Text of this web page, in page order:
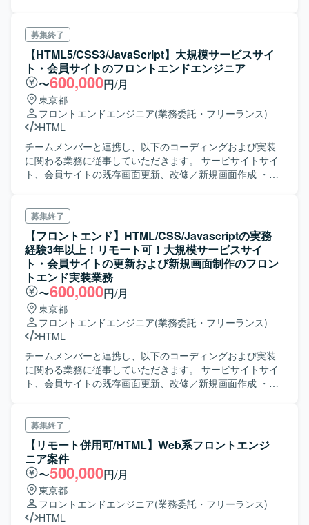
募集終了
【HTML5/CSS3/JavaScript】大規模サービスサイ
ト・会員サイトのフロントエンドエンジニア
〜600,000円/月
東京都
フロントエンドエンジニア(業務委託・フリーランス)
HTML
チームメンバーと連携し、以下のコーディングおよび実装
に関わる業務に従事していただきます。 サービサイトサイ
ト、会員サイトの既存画面更新、改修／新規画面作成 ・フ
境／商用環境の表示検証
募集終了
【フロントエンド】HTML/CSS/Javascriptの実務
経験3年以上！リモート可！大規模サービスサイ
ト・会員サイトの更新および新規画面制作のフロン
トエンド実装業務
〜600,000円/月
東京都
フロントエンドエンジニア(業務委託・フリーランス)
HTML
チームメンバーと連携し、以下のコーディングおよび実装
に関わる業務に従事していただきます。 サービサイトサイ
ト、会員サイトの既存画面更新、改修／新規画面作成 ・フ
境／商用環境の表示検証
募集終了
【リモート併用可/HTML】Web系フロントエンジ
ニア案件
〜500,000円/月
東京都
フロントエンドエンジニア(業務委託・フリーランス)
HTML